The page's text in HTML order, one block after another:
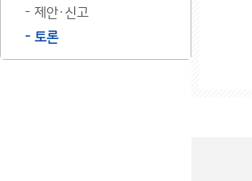
제안·신고
토론